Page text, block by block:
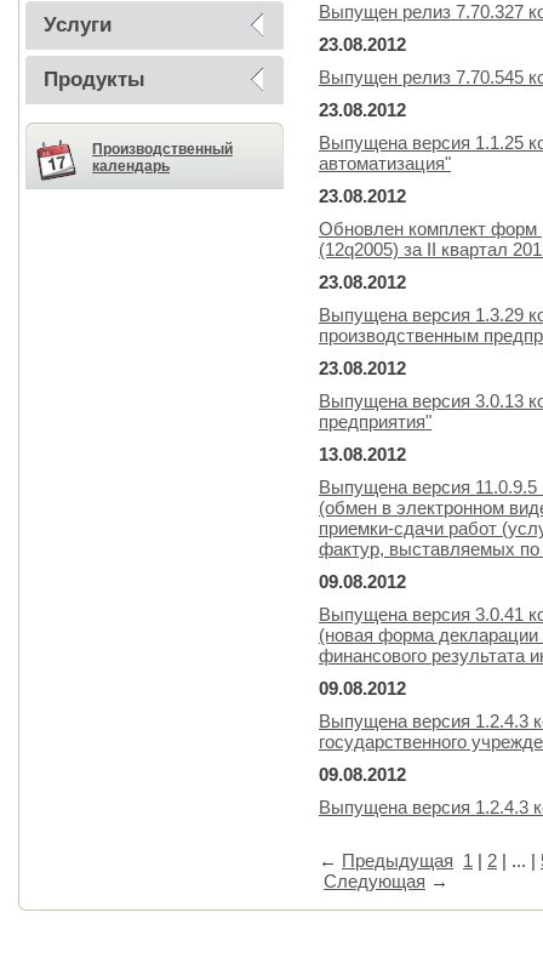
Услуги
Продукты
Производственный
календарь
Выпущен релиз 7.70.327
23.08.2012
Выпущен релиз 7.70.545
23.08.2012
Выпущена версия 1.1.25
автоматизация"
23.08.2012
Обновлен комплект форм
(12q2005) за II квартал
23.08.2012
Выпущена версия 1.3.29
производственным
23.08.2012
Выпущена версия 3.0.13
предприятия"
13.08.2012
Выпущена версия 11.0.9.5
(обмен в электронном
приемки-сдачи работ
фактур, выставляемых по
09.08.2012
Выпущена версия 3.0.41
(новая форма декларации
финансового результата
09.08.2012
Выпущена версия 1.2.4.3
государственного
09.08.2012
Выпущена версия 1.2.4.3
← Предыдущая 1 | 2 | ... |
Следующая →